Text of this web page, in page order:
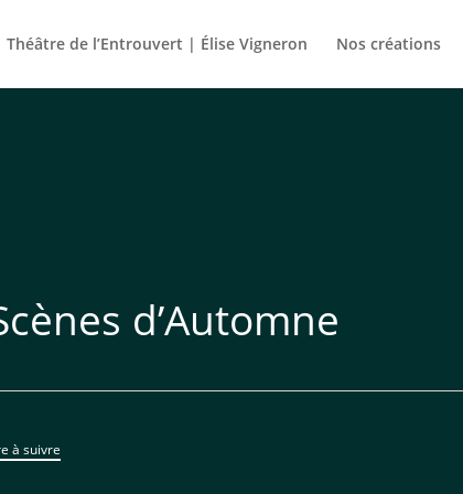
Théâtre de l’Entrouvert | Élise Vigneron Nos créations
d’Automne
à suivre